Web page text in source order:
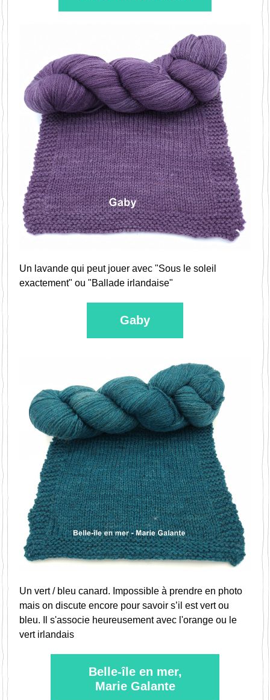
Un lavande qui peut jouer avec "Sous le soleil
exactement" ou "Ballade irlandaise"
Gaby
Un vert / bleu canard. Impossible à prendre en photo
mais on discute encore pour savoir s’il est vert ou
bleu. Il s'associe heureusement avec l'orange ou le
vert irlandais
Belle-île en mer,
Marie Galante